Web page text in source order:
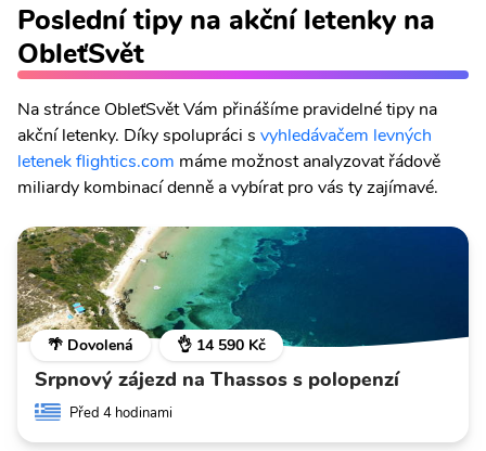
Poslední tipy na akční letenky na
ObleťSvět
Na stránce ObleťSvět Vám přinášíme pravidelné tipy na
akční letenky. Díky spolupráci s vyhledávačem levných
letenek flightics.com máme možnost analyzovat řádově
miliardy kombinací denně a vybírat pro vás ty zajímavé.
🌴 Dovolená 👌 14 590 Kč
Srpnový zájezd na Thassos s polopenzí
Před 4 hodinami